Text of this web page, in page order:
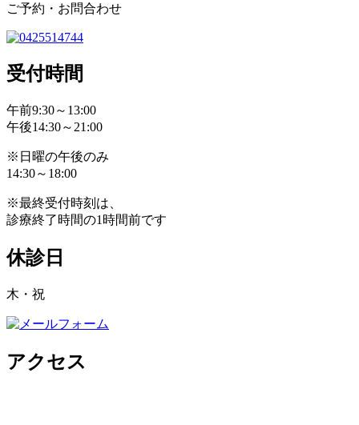
ご予約・お問合わせ
受付時間
午前9:30～13:00
午後14:30～21:00
※日曜の午後のみ
14:30～18:00
※最終受付時刻は、
診療終了時間の1時間前です
休診日
木・祝
アクセス